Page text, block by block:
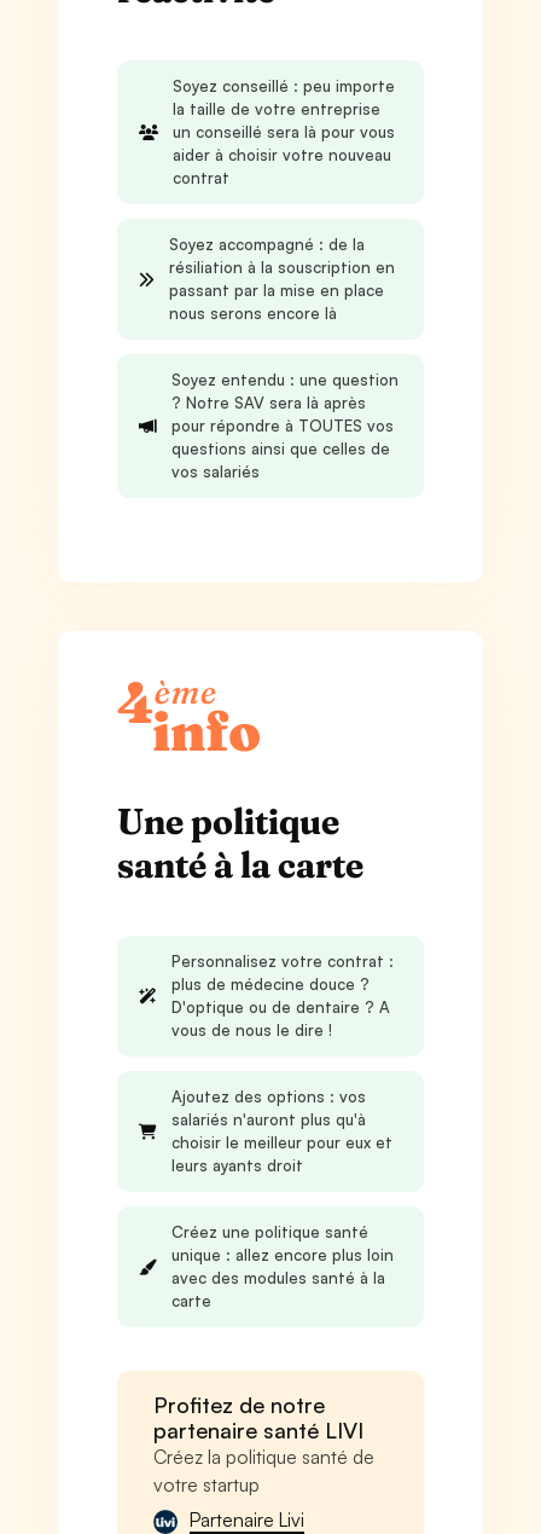
Soyez conseillé : peu importe
la taille de votre entreprise
un conseillé sera là pour vous
aider à choisir votre nouveau
contrat
Soyez accompagné : de la
résiliation à la souscription en
passant par la mise en place
nous serons encore là
Soyez entendu : une question
? Notre SAV sera là après
pour répondre à TOUTES vos
questions ainsi que celles de
vos salariés
Une politique
santé à la carte
Personnalisez votre contrat :
plus de médecine douce ?
D'optique ou de dentaire ? A
vous de nous le dire !
Ajoutez des options : vos
salariés n'auront plus qu'à
choisir le meilleur pour eux et
leurs ayants droit
Créez une politique santé
unique : allez encore plus loin
avec des modules santé à la
carte
Profitez de notre
partenaire santé LIVI
Créez la politique santé de
votre startup
Partenaire Livi